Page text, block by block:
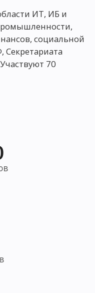
ИТ, ИБ и
социальной
70